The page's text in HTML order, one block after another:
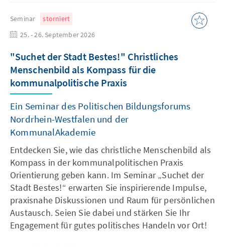
Seminar
storniert
25. - 26. September 2026
"Suchet der Stadt Bestes!" Christliches
Menschenbild als Kompass für die
kommunalpolitische Praxis
Ein Seminar des Politischen Bildungsforums
Nordrhein-Westfalen und der
KommunalAkademie
Entdecken Sie, wie das christliche Menschenbild als
Kompass in der kommunalpolitischen Praxis
Orientierung geben kann. Im Seminar „Suchet der
Stadt Bestes!“ erwarten Sie inspirierende Impulse,
praxisnahe Diskussionen und Raum für persönlichen
Austausch. Seien Sie dabei und stärken Sie Ihr
Engagement für gutes politisches Handeln vor Ort!